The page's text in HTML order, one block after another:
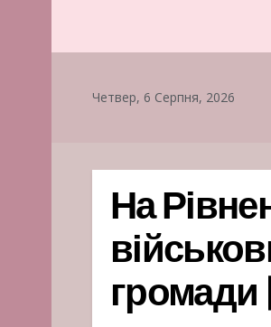
Четвер, 6 Серпня, 2026
На
громади